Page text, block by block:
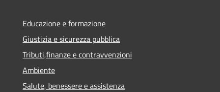
Educazione e formazione
Giustizia e sicurezza pubblica
Tributi,finanze e contravvenzioni
Ambiente
Salute, benessere e assistenza